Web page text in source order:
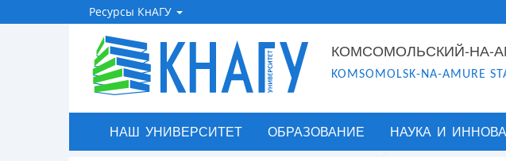
Ресурсы КнАГУ
КОМСОМОЛЬСКИЙ-НА-
KOMSOMOLSK-NA-AMURE
НАШ УНИВЕРСИТЕТ ОБРАЗОВАНИЕ НАУКА И